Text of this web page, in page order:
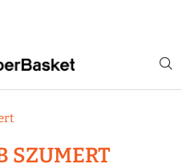
SZUMERT